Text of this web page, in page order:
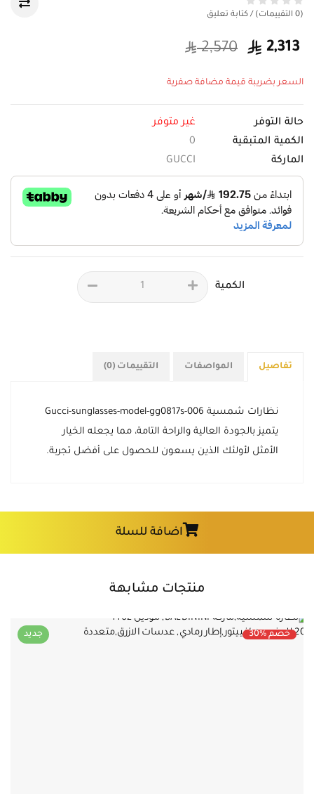
(0 التقييمات) / كتابة تعليق
2,313
2,570
السعر بضريبة قيمة مضافة صفرية
حالة التوفر
غير متوفر
الكمية المتبقية
الماركة
GUCCI
الكمية
تفاصيل المواصفات التقييمات (0)
نظارات شمسية Gucci-sunglasses-model-gg0817s-006
يتميز بالجودة العالية والراحة التامة، مما يجعله الخيار
الأمثل لأولئك الذين يسعون للحصول على أفضل تجربة.
اضافة للسلة
منتجات مشابهة
جديد خصم %30